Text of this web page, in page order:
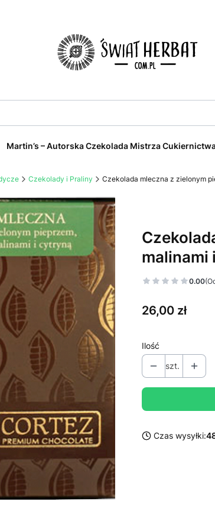
Martin’s – Autorska Czekolada Mistrza
Czekolady i Praliny Czekolada mleczna z zielonym
malinami
0.00
Cena
26,00 zł
Ilość
szt.
Czas wysyłki: